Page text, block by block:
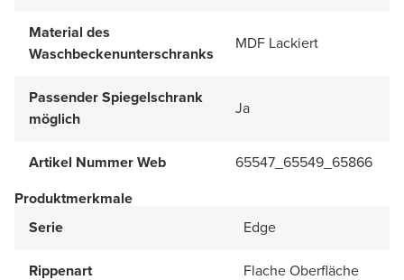
Material des
Waschbeckenunterschranks
MDF Lackiert
Passender Spiegelschrank
möglich
Ja
Artikel Nummer Web
65547_65549_65866
Produktmerkmale
Serie
Edge
Rippenart Flache Oberfläche